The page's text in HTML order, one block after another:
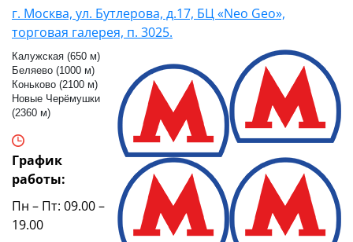
г. Москва, ул. Бутлерова, д.17, БЦ «Neo Geo»,
торговая галерея, п. 3025.
Калужская (650 м)
Беляево (1000 м)
Коньково (2100 м)
Новые Черёмушки
(2360 м)
График
работы:
Пн – Пт: 09.00 –
19.00